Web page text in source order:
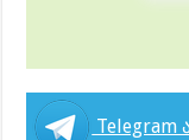
Telegram